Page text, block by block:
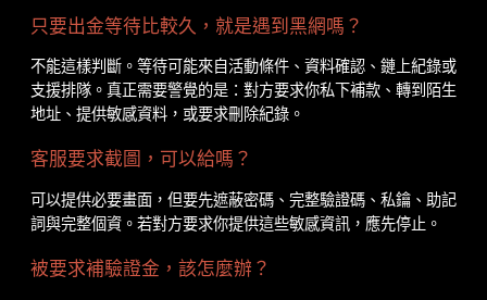
只要出金等待比較久，就是遇到黑網嗎？
不能這樣判斷。等待可能來自活動條件、資料確認、鏈上紀錄或
支援排隊。真正需要警覺的是：對方要求你私下補款、轉到陌生
地址、提供敏感資料，或要求刪除紀錄。
客服要求截圖，可以給嗎？
可以提供必要畫面，但要先遮蔽密碼、完整驗證碼、私鑰、助記
詞與完整個資。若對方要求你提供這些敏感資訊，應先停止。
被要求補驗證金，該怎麼辦？